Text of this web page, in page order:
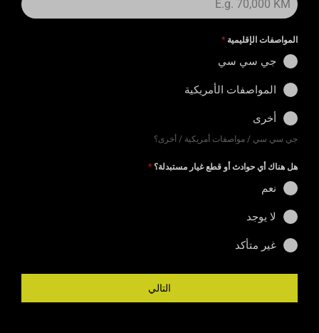
المواصفات الإقليمية *
جي سي سي
المواصفات الأمريكية
أخرى
جي سي سي / مواصفات أمريكية / أخرى؟
هل هناك أي حوادث أو قطع غيار مستبدلة؟ *
نعم
لا يوجد
غير متأكد
التالي